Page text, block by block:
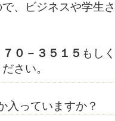
、ビジネスや学生
０－３５１５ もし
さい。
入っていますか？